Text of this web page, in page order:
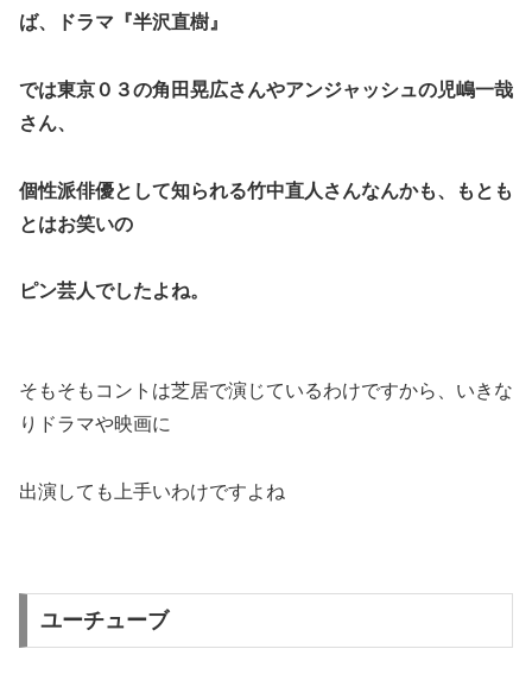
ば、ドラマ『半沢直樹』
では東京０３の角田晃広さんやアンジャッシュの児嶋一哉
さん、
個性派俳優として知られる竹中直人さんなんかも、もとも
とはお笑いの
ピン芸人でしたよね。
そもそもコントは芝居で演じているわけですから、いきな
りドラマや映画に
出演しても上手いわけですよね
ユーチューブ